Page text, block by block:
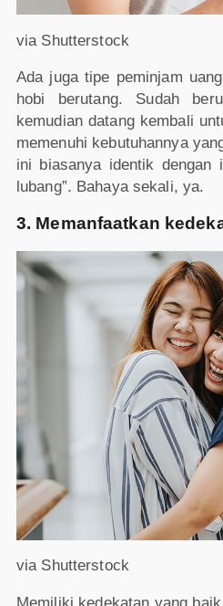
via Shutterstock
Ada juga tipe peminjam
hobi berutang. Sudah
kemudian datang kembali
memenuhi kebutuhannya
ini biasanya identik dengan
lubang”. Bahaya sekali, ya.
3. Memanfaatkan
via Shutterstock